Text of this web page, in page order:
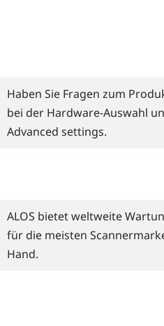
Haben Sie Fragen zum
bei der Hardware-Auswahl
Advanced settings.
ALOS bietet weltweite
für die meisten
Hand.